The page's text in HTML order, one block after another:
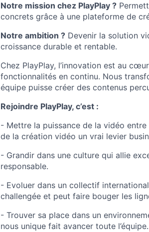
Notre mission chez PlayPlay ?
concrets grâce à une plateforme de
Notre ambition ? Devenir la solution
croissance durable et rentable.
Chez PlayPlay, l’innovation est au
fonctionnalités en continu. Nous
équipe puisse créer des contenus
Rejoindre PlayPlay, c’est :
- Mettre la puissance de la vidéo
de la création vidéo un vrai levier
- Grandir dans une culture qui allie
responsable.
- Evoluer dans un collectif
challengée et peut faire bouger les
- Trouver sa place dans un
nous unique fait avancer toute l’équipe.